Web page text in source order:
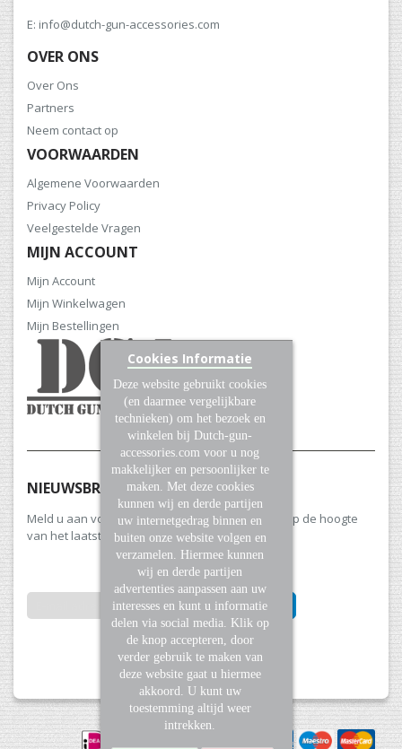
E: info@dutch-gun-accessories.com
OVER ONS
Over Ons
Partners
Neem contact op
VOORWAARDEN
Algemene Voorwaarden
Privacy Policy
Veelgestelde Vragen
MIJN ACCOUNT
Mijn Account
Mijn Winkelwagen
Mijn Bestellingen
NIEUWSBRIEF
Meld u aan voor onze nieuwsbrief en blijf altijd op de hoogte
van het laatste nieuws en aanbiedingen.
onze
nieuwsbrief
INSCHRIJVEN
Cookies Informatie
Deze website gebruikt cookies
(en daarmee vergelijkbare
technieken) om het bezoek en
winkelen bij Dutch-gun-
accessories.com voor u nog
makkelijker en persoonlijker te
maken. Met deze cookies
kunnen wij en derde partijen
uw internetgedrag binnen en
buiten onze website volgen en
verzamelen. Hiermee kunnen
wij en derde partijen
advertenties aanpassen aan uw
interesses en kunt u informatie
delen via social media. Klik op
de knop accepteren, door
verder gebruik te maken van
deze website gaat u hiermee
akkoord. U kunt uw
toestemming altijd weer
intrekken.